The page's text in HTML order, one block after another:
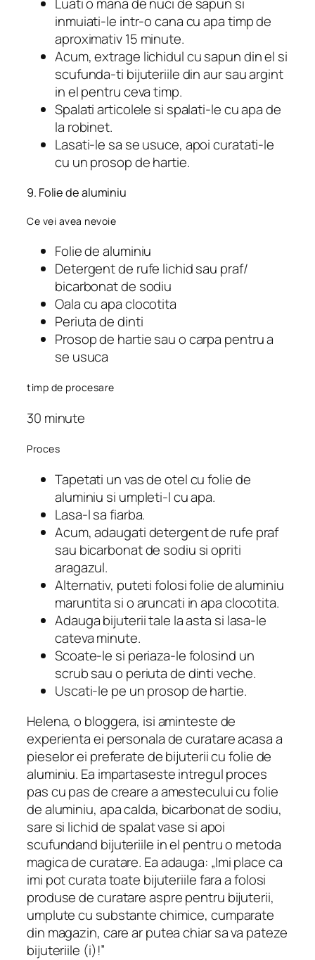
inmuiati-le intr-o cana cu apa timp de
aproximativ 15 minute.
Acum, extrage lichidul cu sapun din el si
scufunda-ti bijuteriile din aur sau argint
in el pentru ceva timp.
Spalati articolele si spalati-le cu apa de
la robinet.
Lasati-le sa se usuce, apoi curatati-le
cu un prosop de hartie.
9. Folie de aluminiu
Ce vei avea nevoie
Folie de aluminiu
Detergent de rufe lichid sau praf/
bicarbonat de sodiu
Oala cu apa clocotita
Periuta de dinti
Prosop de hartie sau o carpa pentru a
se usuca
timp de procesare
30 minute
Proces
Tapetati un vas de otel cu folie de
aluminiu si umpleti-l cu apa.
Lasa-l sa fiarba.
Acum, adaugati detergent de rufe praf
sau bicarbonat de sodiu si opriti
aragazul.
Alternativ, puteti folosi folie de aluminiu
maruntita si o aruncati in apa clocotita.
Adauga bijuterii tale la asta si lasa-le
cateva minute.
Scoate-le si periaza-le folosind un
scrub sau o periuta de dinti veche.
Uscati-le pe un prosop de hartie.
Helena, o bloggera, isi aminteste de
experienta ei personala de curatare acasa a
pieselor ei preferate de bijuterii cu folie de
aluminiu. Ea impartaseste intregul proces
pas cu pas de creare a amestecului cu folie
de aluminiu, apa calda, bicarbonat de sodiu,
sare si lichid de spalat vase si apoi
scufundand bijuteriile in el pentru o metoda
magica de curatare. Ea adauga: „Imi place ca
imi pot curata toate bijuteriile fara a folosi
produse de curatare aspre pentru bijuterii,
umplute cu substante chimice, cumparate
din magazin, care ar putea chiar sa va pateze
bijuteriile (i)!”